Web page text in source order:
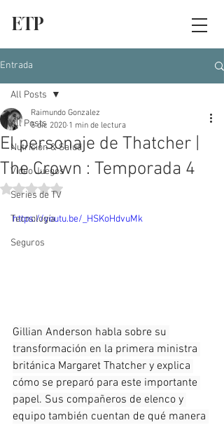
ETP
Entrada
All Posts
Nutrición & Salud
Video Juegos
Series de TV
Tecnología
Seguros
All Posts
El personaje de Thatcher |
The Crown : Temporada 4
Raimundo Gonzalez
5 dic 2020 1 min de lectura
Obtuvo NaN de 5 estrellas.
https://youtu.be/_HSKoHdvuMk
Gillian Anderson habla sobre su
transformación en la primera ministra
británica Margaret Thatcher y explica
cómo se preparó para este importante
papel. Sus compañeros de elenco y
equipo también cuentan de qué manera